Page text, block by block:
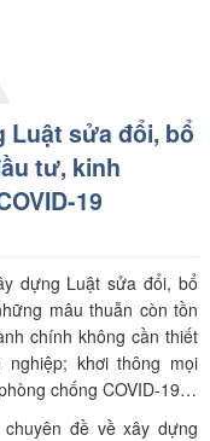
Luật sửa đổi, bổ
tư, kinh
19
dựng Luật sửa đổi, bổ
mâu thuẫn còn tồn
chính không cần thiết
khơi thông mọi
chống COVID-19…
đề về xây dựng